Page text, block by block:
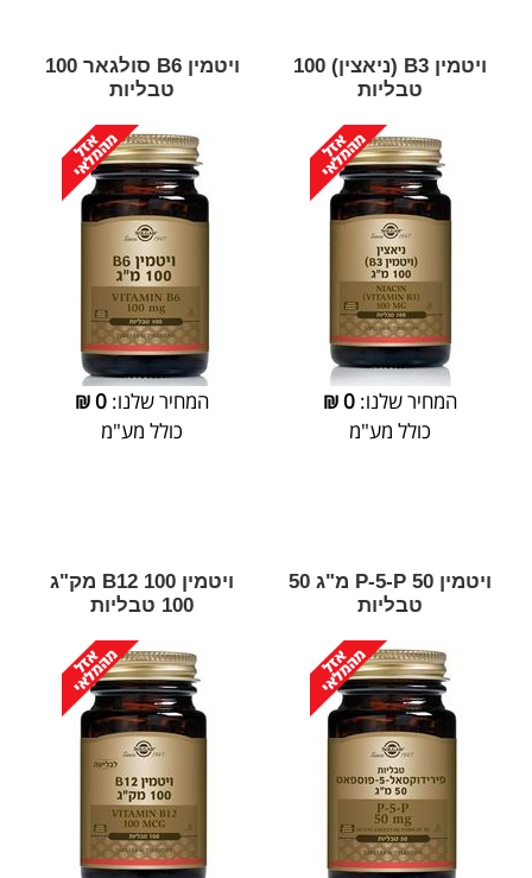
ויטמין B3 (ניאצין) 100
טבליות
המחיר שלנו: 0
₪
כולל מע"מ
ויטמין B6 סולגאר 100
טבליות
המחיר שלנו: 0
₪
כולל מע"מ
ויטמין P-5-P 50 מ"ג 50
טבליות
ויטמין 100 B12 מק"ג
100 טבליות